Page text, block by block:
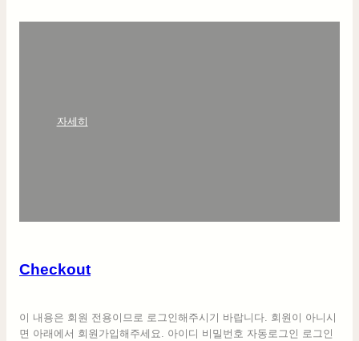
자세히
Checkout
이 내용은 회원 전용이므로 로그인해주시기 바랍니다. 회원이 아니시
면 아래에서 회원가입해주세요. 아이디 비밀번호 자동로그인 로그인